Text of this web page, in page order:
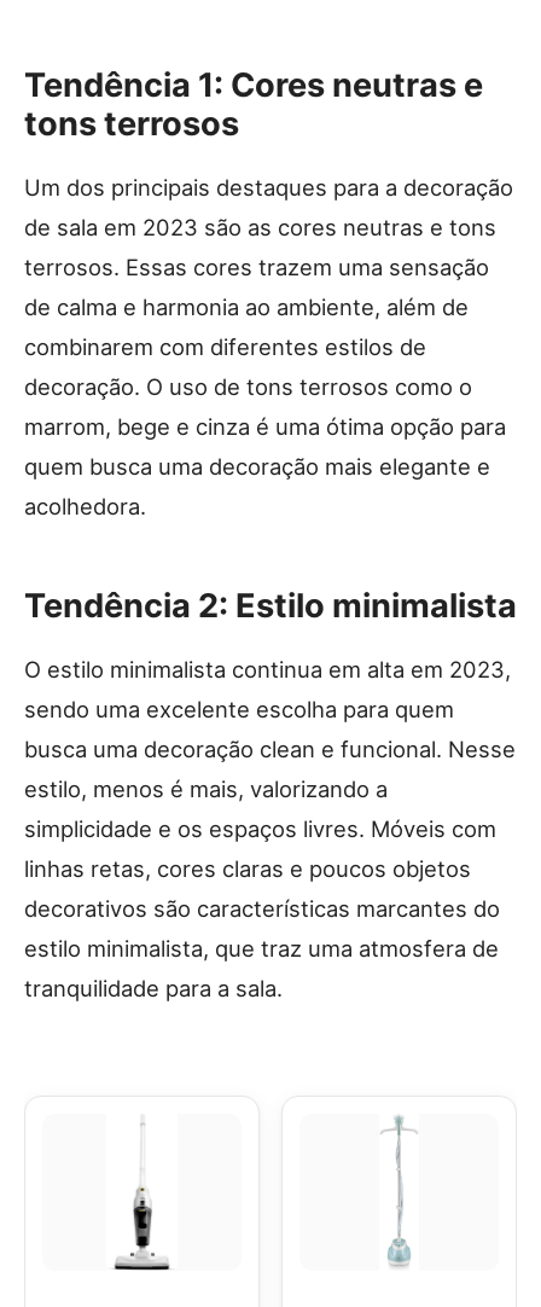
Tendência 1: Cores neutras e
tons terrosos
Um dos principais destaques para a decoração
de sala em 2023 são as cores neutras e tons
terrosos. Essas cores trazem uma sensação
de calma e harmonia ao ambiente, além de
combinarem com diferentes estilos de
decoração. O uso de tons terrosos como o
marrom, bege e cinza é uma ótima opção para
quem busca uma decoração mais elegante e
acolhedora.
Tendência 2: Estilo minimalista
O estilo minimalista continua em alta em 2023,
sendo uma excelente escolha para quem
busca uma decoração clean e funcional. Nesse
estilo, menos é mais, valorizando a
simplicidade e os espaços livres. Móveis com
linhas retas, cores claras e poucos objetos
decorativos são características marcantes do
estilo minimalista, que traz uma atmosfera de
tranquilidade para a sala.